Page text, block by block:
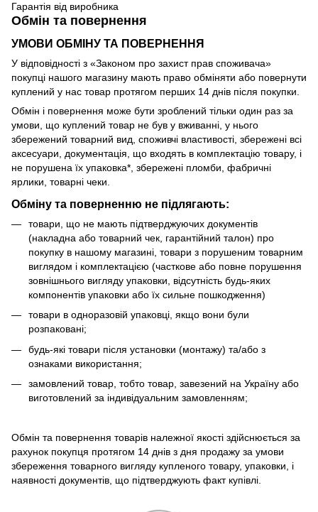
Гарантія від виробника
Обмін та повернення
УМОВИ ОБМІНУ ТА ПОВЕРНЕННЯ
У відповідності з «Законом про захист прав споживача»
покупці нашого магазину мають право обміняти або повернути
куплений у нас товар протягом перших 14 днів після покупки.
Обмін і повернення може бути зроблений тільки один раз за
умови, що куплений товар не був у вживанні, у нього
збережений товарний вид, споживчі властивості, збережені всі
аксесуари, документація, що входять в комплектацію товару, і
не порушена їх упаковка*, збережені пломби, фабричні
ярлики, товарні чеки.
Обміну та поверненню не підлягають:
товари, що не мають підтверджуючих документів
(накладна або товарний чек, гарантійний талон) про
покупку в нашому магазині, товари з порушеним товарним
виглядом і комплектацією (часткове або повне порушення
зовнішнього вигляду упаковки, відсутність будь-яких
компонентів упаковки або їх сильне пошкодження)
товари в одноразовій упаковці, якщо вони були
розпаковані;
будь-які товари після установки (монтажу) та/або з
ознаками використання;
замовлений товар, тобто товар, завезений на Україну або
виготовлений за індивідуальним замовленням;
Обмін та повернення товарів належної якості здійснюється за
рахунок покупця протягом 14 днів з дня продажу за умови
збереження товарного вигляду купленого товару, упаковки, і
наявності документів, що підтверджують факт купівлі.